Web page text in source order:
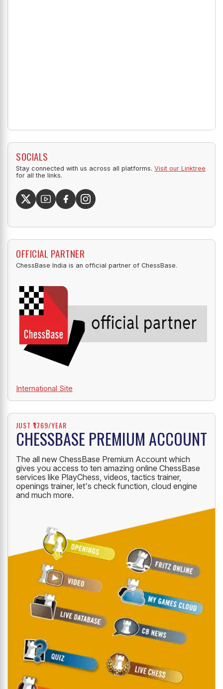
SOCIALS
Stay connected with us across all platforms. Visit our Linktree
for all the links.
OFFICIAL PARTNER
ChessBase India is an official partner of ChessBase.
International Site
JUST ₹1769/YEAR
CHESSBASE PREMIUM ACCOUNT
The all new ChessBase Premium Account which
gives you access to ten amazing online ChessBase
services like PlayChess, videos, tactics trainer,
openings trainer, let's check function, cloud engine
and much more.